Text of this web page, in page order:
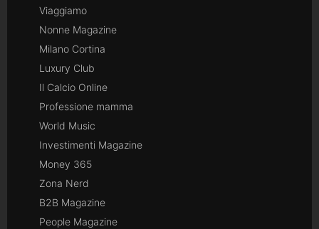
Viaggiamo
Nonne Magazine
Milano Cortina
Luxury Club
Il Calcio Online
Professione mamma
World Music
Investimenti Magazine
Money 365
Zona Nerd
B2B Magazine
People Magazine